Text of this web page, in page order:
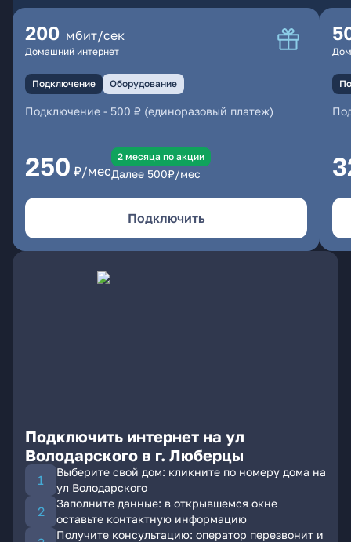
200 мбит/сек
Домашний интернет
Подключение Оборудование
Подключение - 500 ₽ (единоразовый платеж)
250 ₽/мес
2 месяцa по акции
Далее 500₽/мес
Подключить
Подключить интернет на ул
Володарского в г. Люберцы
Выберите свой дом: кликните по номеру дома на
ул Володарского
Заполните данные: в открывшемся окне
оставьте контактную информацию
Получите консультацию: оператор перезвонит и